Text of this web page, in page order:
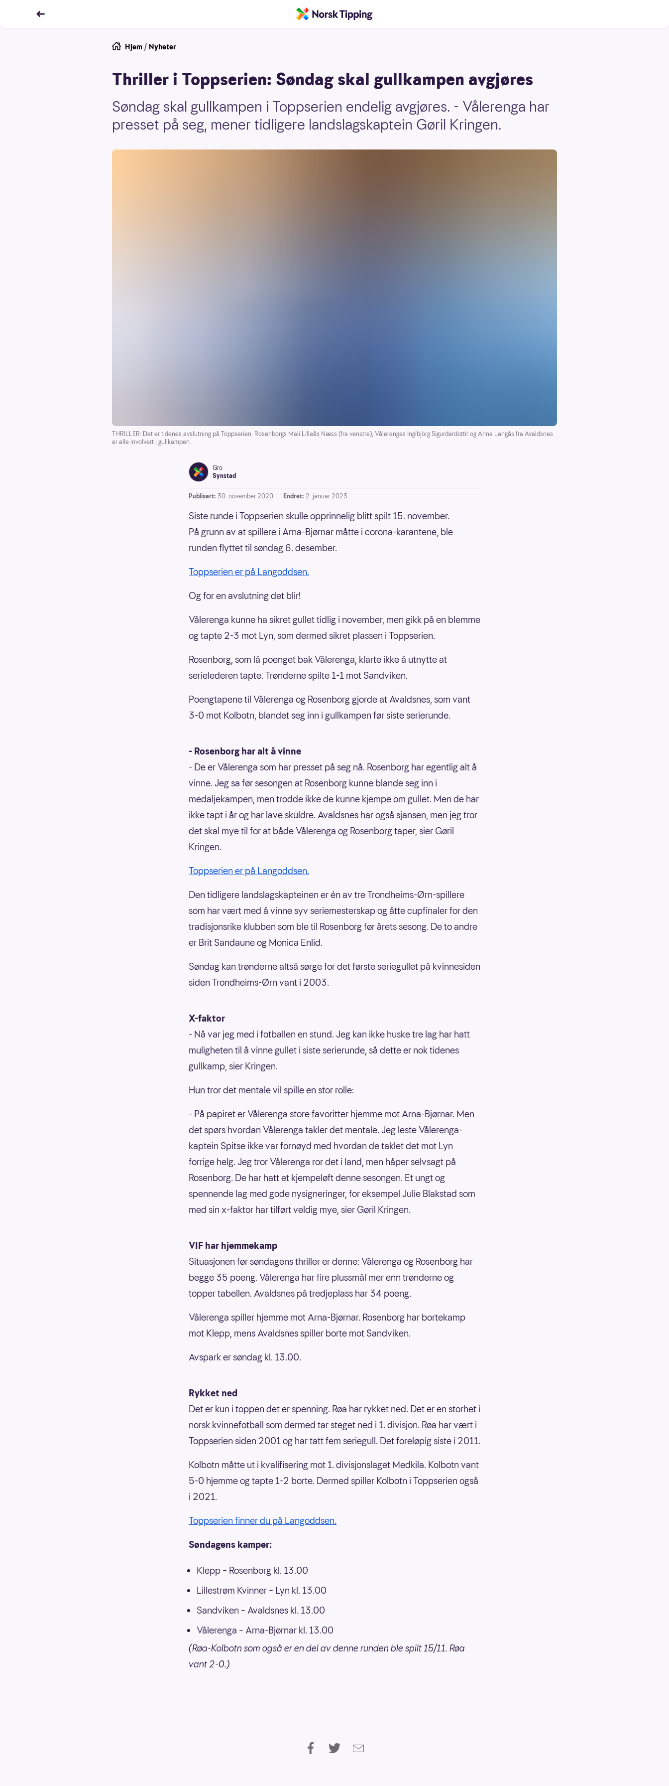
Hjem / Nyheter
Thriller i Toppserien: Søndag skal gullkampen avgjøres
Søndag skal gullkampen i Toppserien endelig avgjøres. - Vålerenga har
presset på seg, mener tidligere landslagskaptein Gøril Kringen.
THRILLER: Det er tidenes avslutning på Toppserien. Rosenborgs Mali Lilleås Næss (fra venstre), Vålerengas Ingibjörg Sigurdardottir og Anna Langås fra Avaldsnes
er alle involvert i gullkampen.
Gro
Synstad
Publisert: 30. november 2020 Endret: 2. januar 2023
Siste runde i Toppserien skulle opprinnelig blitt spilt 15. november.
På grunn av at spillere i Arna-Bjørnar måtte i corona-karantene, ble
runden flyttet til søndag 6. desember.
Toppserien er på Langoddsen.
Og for en avslutning det blir!
Vålerenga kunne ha sikret gullet tidlig i november, men gikk på en blemme
og tapte 2-3 mot Lyn, som dermed sikret plassen i Toppserien.
Rosenborg, som lå poenget bak Vålerenga, klarte ikke å utnytte at
serielederen tapte. Trønderne spilte 1-1 mot Sandviken.
Poengtapene til Vålerenga og Rosenborg gjorde at Avaldsnes, som vant
3-0 mot Kolbotn, blandet seg inn i gullkampen før siste serierunde.
- Rosenborg har alt å vinne
- De er Vålerenga som har presset på seg nå. Rosenborg har egentlig alt å
vinne. Jeg sa før sesongen at Rosenborg kunne blande seg inn i
medaljekampen, men trodde ikke de kunne kjempe om gullet. Men de har
ikke tapt i år og har lave skuldre. Avaldsnes har også sjansen, men jeg tror
det skal mye til for at både Vålerenga og Rosenborg taper, sier Gøril
Kringen.
Toppserien er på Langoddsen.
Den tidligere landslagskapteinen er én av tre Trondheims-Ørn-spillere
som har vært med å vinne syv seriemesterskap og åtte cupfinaler for den
tradisjonsrike klubben som ble til Rosenborg før årets sesong. De to andre
er Brit Sandaune og Monica Enlid.
Søndag kan trønderne altså sørge for det første seriegullet på kvinnesiden
siden Trondheims-Ørn vant i 2003.
X-faktor
- Nå var jeg med i fotballen en stund. Jeg kan ikke huske tre lag har hatt
muligheten til å vinne gullet i siste serierunde, så dette er nok tidenes
gullkamp, sier Kringen.
Hun tror det mentale vil spille en stor rolle:
- På papiret er Vålerenga store favoritter hjemme mot Arna-Bjørnar. Men
det spørs hvordan Vålerenga takler det mentale. Jeg leste Vålerenga-
kaptein Spitse ikke var fornøyd med hvordan de taklet det mot Lyn
forrige helg. Jeg tror Vålerenga ror det i land, men håper selvsagt på
Rosenborg. De har hatt et kjempeløft denne sesongen. Et ungt og
spennende lag med gode nysigneringer, for eksempel Julie Blakstad som
med sin x-faktor har tilført veldig mye, sier Gøril Kringen.
VIF har hjemmekamp
Situasjonen før søndagens thriller er denne: Vålerenga og Rosenborg har
begge 35 poeng. Vålerenga har fire plussmål mer enn trønderne og
topper tabellen. Avaldsnes på tredjeplass har 34 poeng.
Vålerenga spiller hjemme mot Arna-Bjørnar. Rosenborg har bortekamp
mot Klepp, mens Avaldsnes spiller borte mot Sandviken.
Avspark er søndag kl. 13.00.
Rykket ned
Det er kun i toppen det er spenning. Røa har rykket ned. Det er en storhet i
norsk kvinnefotball som dermed tar steget ned i 1. divisjon. Røa har vært i
Toppserien siden 2001 og har tatt fem seriegull. Det foreløpig siste i 2011.
Kolbotn måtte ut i kvalifisering mot 1. divisjonslaget Medkila. Kolbotn vant
5-0 hjemme og tapte 1-2 borte. Dermed spiller Kolbotn i Toppserien også
i 2021.
Toppserien finner du på Langoddsen.
Søndagens kamper:
Klepp – Rosenborg kl. 13.00
Lillestrøm Kvinner – Lyn kl. 13.00
Sandviken – Avaldsnes kl. 13.00
Vålerenga – Arna-Bjørnar kl. 13.00
(Røa-Kolbotn som også er en del av denne runden ble spilt 15/11. Røa
vant 2-0.)